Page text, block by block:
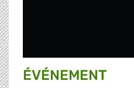
ÉVÉNEMENT